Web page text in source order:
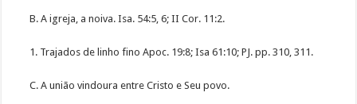
B. A igreja, a noiva. Isa. 54:5, 6; II Cor. 11:2.
1. Trajados de linho fino Apoc. 19:8; Isa 61:10; PJ. pp. 310, 311.
C. A união vindoura entre Cristo e Seu povo.